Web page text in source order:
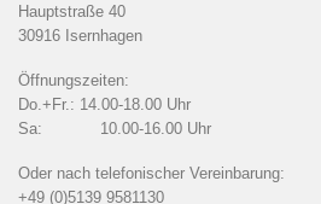
Hauptstraße 40
30916 Isernhagen
Öffnungszeiten:
Do.+Fr.: 14.00-18.00 Uhr
Sa: 10.00-16.00 Uhr
Oder nach telefonischer Vereinbarung:
+49 (0)5139 9581130